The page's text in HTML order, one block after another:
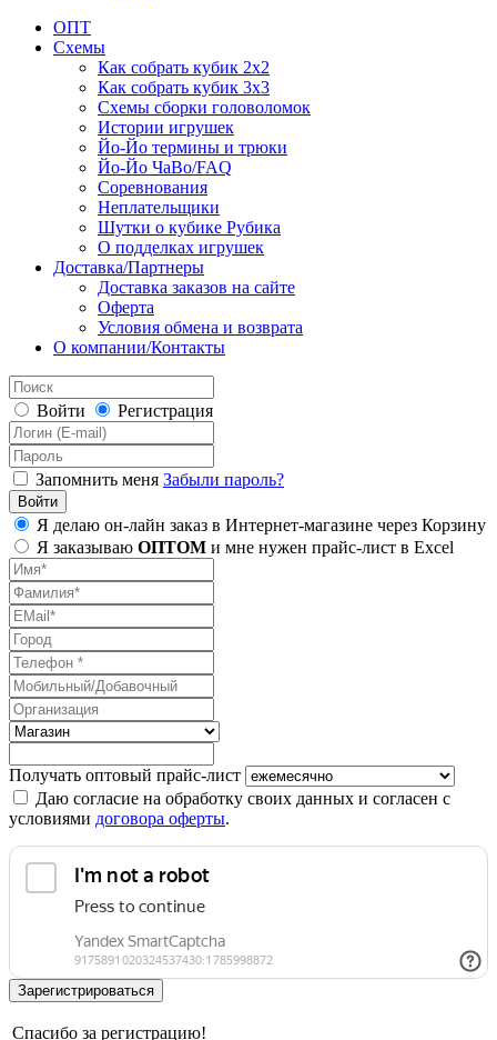
ОПТ
Схемы
Как собрать кубик 2х2
Как собрать кубик 3х3
Схемы сборки головоломок
Истории игрушек
Йо-Йо термины и трюки
Йо-Йо ЧаВо/FAQ
Соревнования
Неплательщики
Шутки о кубике Рубика
О подделках игрушек
Доставка/Партнеры
Доставка заказов на сайте
Оферта
Условия обмена и возврата
О компании/Контакты
Войти Регистрация
Запомнить меня Забыли пароль?
Я делаю он-лайн заказ в Интернет-магазине через Корзину
Я заказываю ОПТОМ и мне нужен прайс-лист в Excel
Получать оптовый прайс-лист
Даю согласие на обработку своих данных и согласен с
условиями договора оферты.
Спасибо за регистрацию!